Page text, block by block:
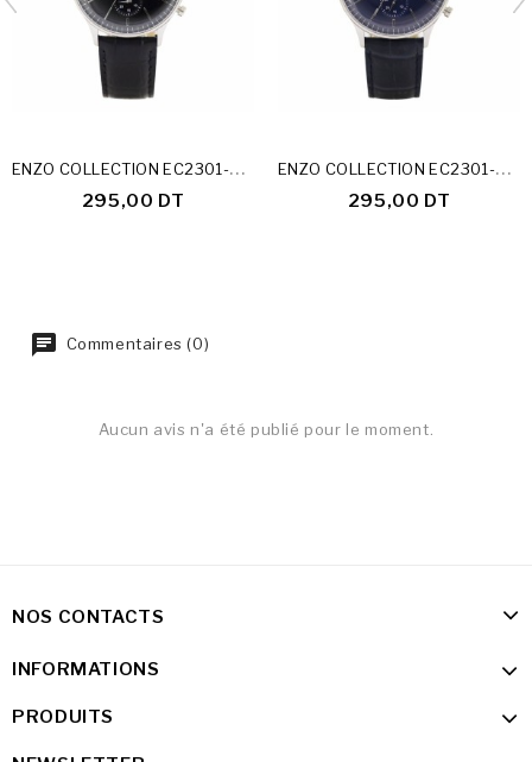
E
NZO COLLECTION EC2301-24-A
295,00 DT
E
NZO COLLECTION EC2301-24-B
295,00 DT
Commentaires (0)
Aucun avis n'a été publié pour le moment.
NOS CONTACTS
INFORMATIONS
PRODUITS